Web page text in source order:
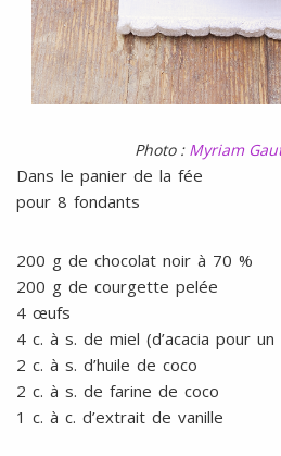
Photo :Myriam
Dans le panier de la fée
pour 8 fondants
200 g de chocolat noir à 70 %
200 g de courgette pelée
4 œufs
4 c. à s. de miel (d’acacia pour
2 c. à s. d’huile de coco
2 c. à s. de farine de coco
1 c. à c. d’extrait de vanille